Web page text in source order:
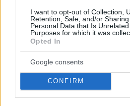
I want to opt-out of Collection,
Retention, Sale, and/or
Personal Data that Is
Purposes for which it was
Opted In
Google consents
CONFIRM
07.08.2026, 07:19